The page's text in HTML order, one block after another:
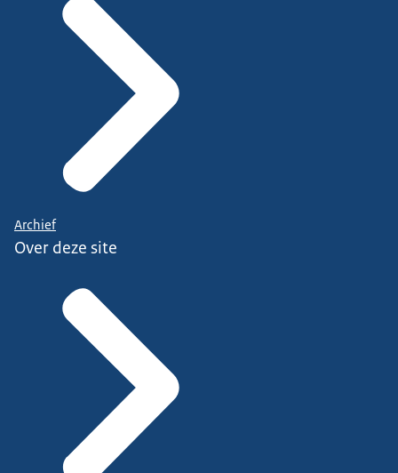
Archief
Over deze site